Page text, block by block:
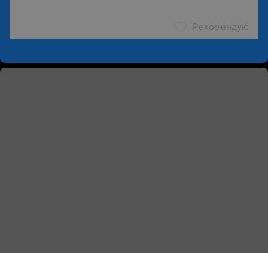
Рекомендую